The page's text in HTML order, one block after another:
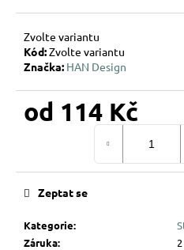
Zvolte variantu
Kód:Zvolte variantu
Značka: HAN Design
od 114 Kč
Kategorie:
Záruka:
Zeptat se
DÁREK
NA
MÍRU
SKLENĚNÁ
OZDOBA
SE
194
Kč